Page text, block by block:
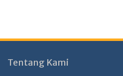
Tentang Kami